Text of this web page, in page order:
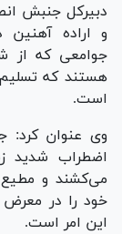
دبیرکل جنبش
و اراده آهنین
جوامعی که از
هستند که
است.
وی عنوان کرد:
اضطراب شدید
می‌کشند و مطیع
خود را در معرض
این امر است.